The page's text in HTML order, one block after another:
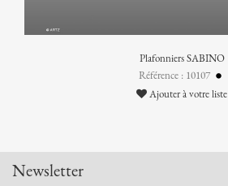
Plafonniers SABINO
Référence : 10107
Ajouter à votre liste
Newsletter